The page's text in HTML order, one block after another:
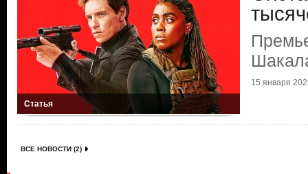
Статья
15 января
ВСЕ НОВОСТИ (2)